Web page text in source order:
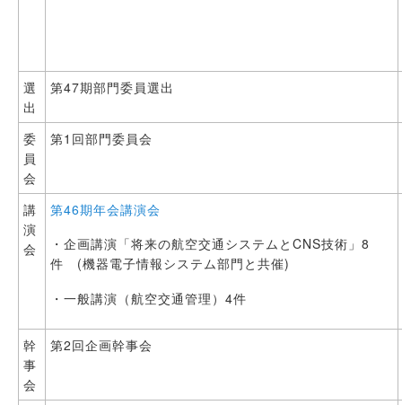
選
出
第47期部門委員選出
委
員
会
第1回部門委員会
講
演
会
第46期年会講演会
・企画講演「将来の航空交通システムとCNS技術」8
件 (機器電子情報システム部門と共催)
・一般講演（航空交通管理）4件
幹
事
会
第2回企画幹事会